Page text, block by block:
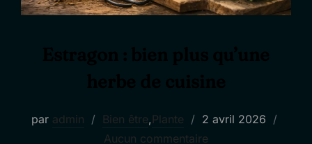
par admin Bien être, Plante
Publié
le
2 avril 2026
Aucun commentaire